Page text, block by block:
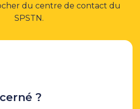
du centre de contact du
SPSTN.
?